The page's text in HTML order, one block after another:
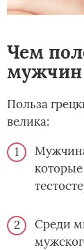
Чем
мужчин
Польза
велика:
Среди